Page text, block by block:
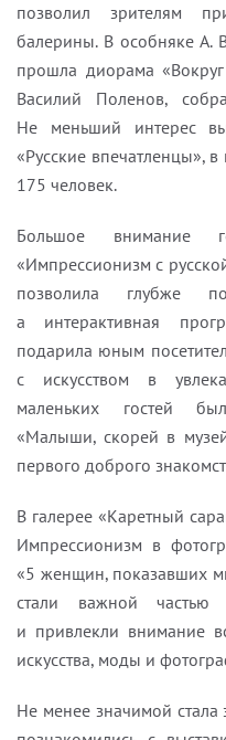
позволил зрителям
балерины. В особняке А.
прошла диорама
Василий Поленов,
Не меньший интерес
«Русские впечатленцы»,
175 человек.
Большое внимание
«Импрессионизм с
позволила глубже
а интерактивная
подарила юным
с искусством в
маленьких гостей
«Малыши, скорей в
первого доброго
В галерее «Каретный
Импрессионизм в
«5 женщин, показавших
стали важной частью
и привлекли внимание
искусства, моды и
Не менее значимой стала